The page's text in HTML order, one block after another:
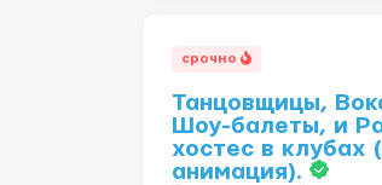
срочно
Танцовщицы,
Шоу-балеты, и
хостес в клубах
анимация).